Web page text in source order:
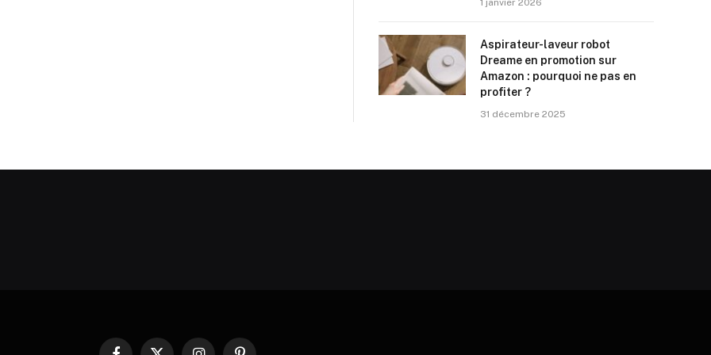
1 janvier 2026
Aspirateur-laveur robot
Dreame en promotion sur
Amazon : pourquoi ne pas en
profiter ?
31 décembre 2025